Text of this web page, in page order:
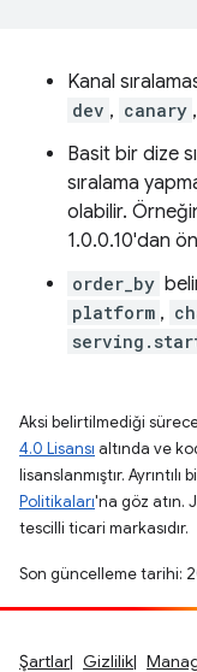
Kanal
dev , canary ,
Basit bir dize
sıralama
olabilir.
1.0.0.10'dan
order_by
platform ,
Aksi belirtilmediği
4.0 Lisansı altında ve
lisanslanmıştır. Ayrıntılı
Politikaları'na göz atın.
tescilli ticari markasıdır.
Son güncelleme tarihi:
Şartlar Gizlilik